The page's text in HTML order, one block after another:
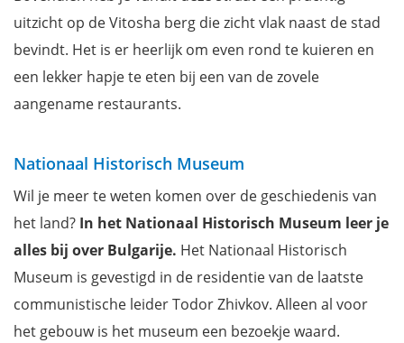
uitzicht op de Vitosha berg die zicht vlak naast de stad
bevindt. Het is er heerlijk om even rond te kuieren en
een lekker hapje te eten bij een van de zovele
aangename restaurants.
Nationaal Historisch Museum
Wil je meer te weten komen over de geschiedenis van
het land? In het Nationaal Historisch Museum leer je
alles bij over Bulgarije. Het Nationaal Historisch
Museum is gevestigd in de residentie van de laatste
communistische leider Todor Zhivkov. Alleen al voor
het gebouw is het museum een bezoekje waard.